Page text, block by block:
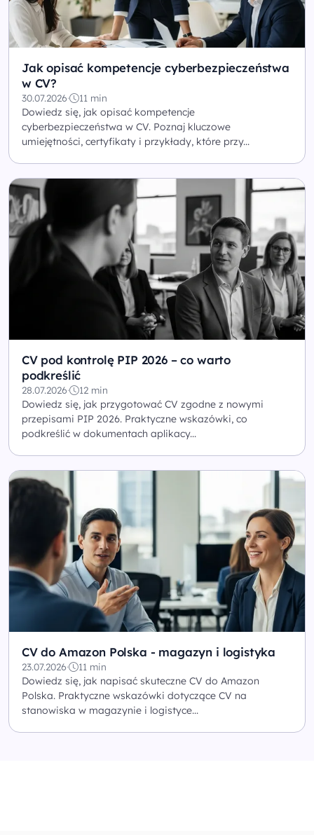
Jak opisać kompetencje cyberbezpieczeństwa
w CV?
30.07.2026· 11 min
Dowiedz się, jak opisać kompetencje
cyberbezpieczeństwa w CV. Poznaj kluczowe
umiejętności, certyfikaty i przykłady, które przy...
CV pod kontrolę PIP 2026 – co warto
podkreślić
28.07.2026· 12 min
Dowiedz się, jak przygotować CV zgodne z nowymi
przepisami PIP 2026. Praktyczne wskazówki, co
podkreślić w dokumentach aplikacy...
CV do Amazon Polska - magazyn i logistyka
23.07.2026· 11 min
Dowiedz się, jak napisać skuteczne CV do Amazon
Polska. Praktyczne wskazówki dotyczące CV na
stanowiska w magazynie i logistyce...